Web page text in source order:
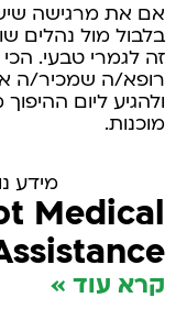
אם את מרגישה
בלבול מול נהלים
זה לגמרי טבעי.
רופא/ה שמכיר/ה
ולהגיע ליום
מוכנות.
מידע
Medical
קרא עוד »